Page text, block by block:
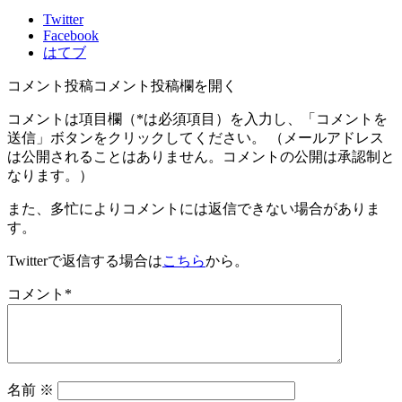
Twitter
Facebook
はてブ
コメント投稿コメント投稿欄を開く
コメントは項目欄（*は必須項目）を入力し、「コメントを
送信」ボタンをクリックしてください。 （メールアドレス
は公開されることはありません。コメントの公開は承認制と
なります。）
また、多忙によりコメントには返信できない場合がありま
す。
Twitterで返信する場合はこちらから。
コメント *
名前 ※